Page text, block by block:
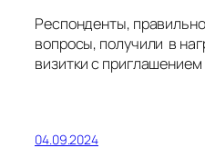
Респонденты,
вопросы, получили в
визитки с приглашением
04.09.2024